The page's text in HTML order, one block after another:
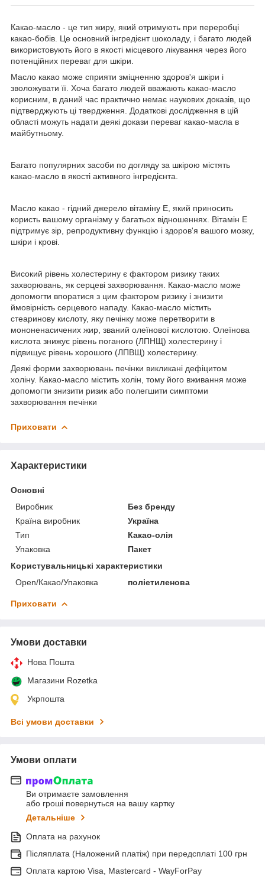
Какао-масло - це тип жиру, який отримують при переробці
какао-бобів. Це основний інгредієнт шоколаду, і багато людей
використовують його в якості місцевого лікування через його
потенційних переваг для шкіри.
Масло какао може сприяти зміцненню здоров'я шкіри і
зволожувати її. Хоча багато людей вважають какао-масло
корисним, в даний час практично немає наукових доказів, що
підтверджують ці твердження. Додаткові дослідження в цій
області можуть надати деякі докази переваг какао-масла в
майбутньому.
Багато популярних засоби по догляду за шкірою містять
какао-масло в якості активного інгредієнта.
Масло какао - гідний джерело вітаміну Е, який приносить
користь вашому організму у багатьох відношеннях. Вітамін E
підтримує зір, репродуктивну функцію і здоров'я вашого мозку,
шкіри і крові.
Високий рівень холестерину є фактором ризику таких
захворювань, як серцеві захворювання. Какао-масло може
допомогти впоратися з цим фактором ризику і знизити
ймовірність серцевого нападу. Какао-масло містить
стеаринову кислоту, яку печінку може перетворити в
мононенасичених жир, званий олеїнової кислотою. Олеїнова
кислота знижує рівень поганого (ЛПНЩ) холестерину і
підвищує рівень хорошого (ЛПВЩ) холестерину.
Деякі форми захворювань печінки викликані дефіцитом
холіну. Какао-масло містить холін, тому його вживання може
допомогти знизити ризик або полегшити симптоми
захворювання печінки
Приховати
Характеристики
Основні
Виробник
Без бренду
Країна виробник
Україна
Тип
Какао-олія
Упаковка
Пакет
Користувальницькі характеристики
Open/Какао/Упаковка
поліетиленова
Приховати
Умови доставки
Нова Пошта
Магазини Rozetka
Укрпошта
Всі умови доставки
Умови оплати
Ви отримаєте замовлення
або гроші повернуться на вашу картку
Детальніше
Оплата на рахунок
Післяплата (Наложений платіж) при передсплаті 100 грн
Оплата картою Visa, Mastercard - WayForPay